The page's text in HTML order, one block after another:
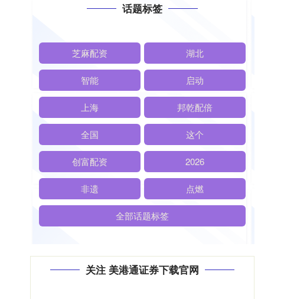
话题标签
芝麻配资 湖北
智能 启动
上海 邦乾配倍
全国 这个
创富配资 2026
非遗 点燃
全部话题标签
关注 美港通证券下载官网